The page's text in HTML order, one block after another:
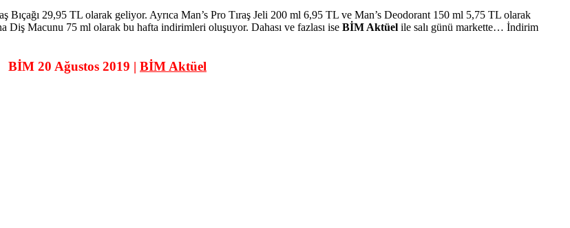
Bıçağı 29,95 TL olarak geliyor. Ayrıca Man’s Pro Tıraş Jeli 200 ml 6,95 TL ve Man’s Deodorant 150 ml 5,75 TL olarak
Diş Macunu 75 ml olarak bu hafta indirimleri oluşuyor. Dahası ve fazlası ise BİM Aktüel ile salı günü markette… İndirim
BİM 20 Ağustos 2019 | BİM Aktüel